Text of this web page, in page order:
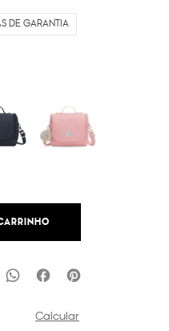
DE GARANTIA
Calcular